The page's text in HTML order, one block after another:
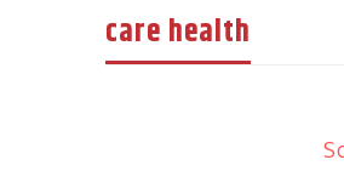
care health